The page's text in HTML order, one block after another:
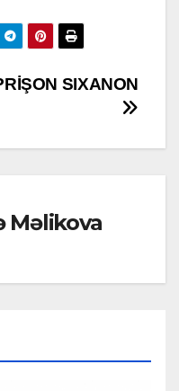
SIXANON
Məlikova